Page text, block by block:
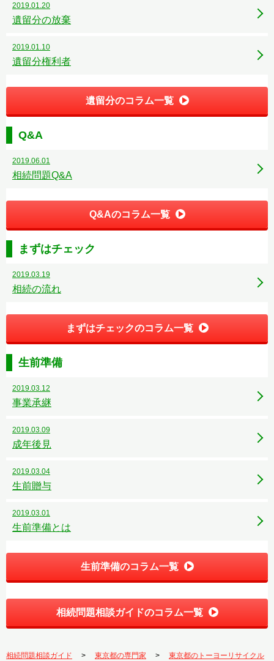
2019.01.20
遺留分の放棄
2019.01.10
遺留分権利者
遺留分のコラム一覧
Q&A
2019.06.01
相続問題Q&A
Q&Aのコラム一覧
まずはチェック
2019.03.19
相続の流れ
まずはチェックのコラム一覧
生前準備
2019.03.12
事業承継
2019.03.09
成年後見
2019.03.04
生前贈与
2019.03.01
生前準備とは
生前準備のコラム一覧
相続問題相談ガイドのコラム一覧
相続問題相談ガイド 東京都の専門家 東京都のトーヨーリサイクル